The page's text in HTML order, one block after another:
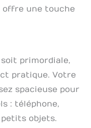
offre une touche
primordiale,
pratique. Votre
spacieuse pour
: téléphone,
objets.